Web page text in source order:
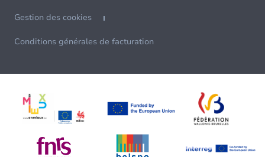
Gestion des cookies
Conditions générales de facturation